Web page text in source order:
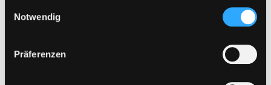
Cookies von Drittanbietern, eine Verarbeitung in
unsicheren Drittländern (Länder außerhalb des EWR
ohne adäquates Datenschutzniveau) stattfinden kann. In
diesem Zusammenhang können aktuell Risiken für
Notwendig
Präferenzen
E-Medien
Mediengruppe